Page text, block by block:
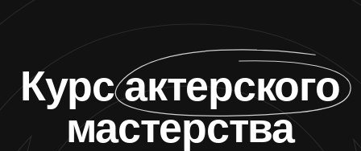
Курс актерского
мастерства
Начните чувствовать себя уверенно
и раскрепощенно в повседневной